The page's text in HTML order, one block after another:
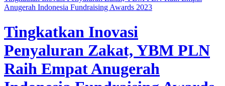
Anugerah Indonesia Fundraising Awards 2023
Tingkatkan Inovasi
Penyaluran Zakat, YBM PLN
Raih Empat Anugerah